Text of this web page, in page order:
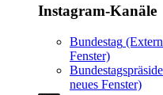
Instagram-Kanäle
Bundestag
Fenster)
neues Fenster)